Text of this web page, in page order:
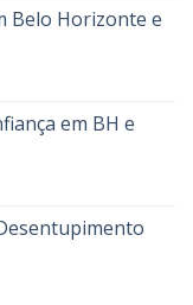
Belo Horizonte e
em BH e